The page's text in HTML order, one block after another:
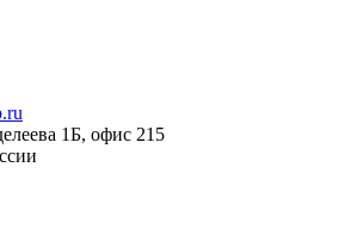
1Б, офис 215